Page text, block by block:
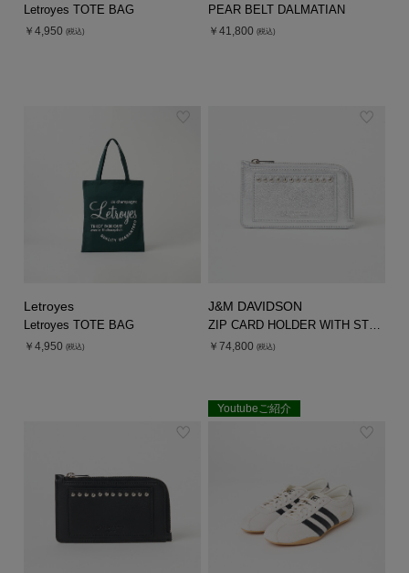
Letroyes TOTE BAG
￥4,950 (税込)
PEAR BELT DALMATIAN
￥41,800 (税込)
Letroyes
Letroyes TOTE BAG
￥4,950 (税込)
J&M DAVIDSON
ZIP CARD HOLDER WITH STUDS
￥74,800 (税込)
Youtubeご紹介